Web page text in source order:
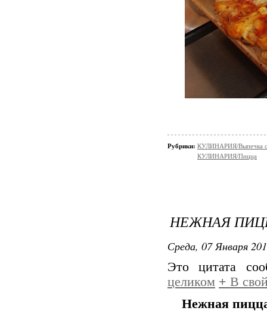
Рубрики: КУЛИНАРИЯ/Выпечка
КУЛИНАРИЯ/Пицца
НЕЖНАЯ
Среда, 07 Января
Это цитата
целиком + В
Нежная